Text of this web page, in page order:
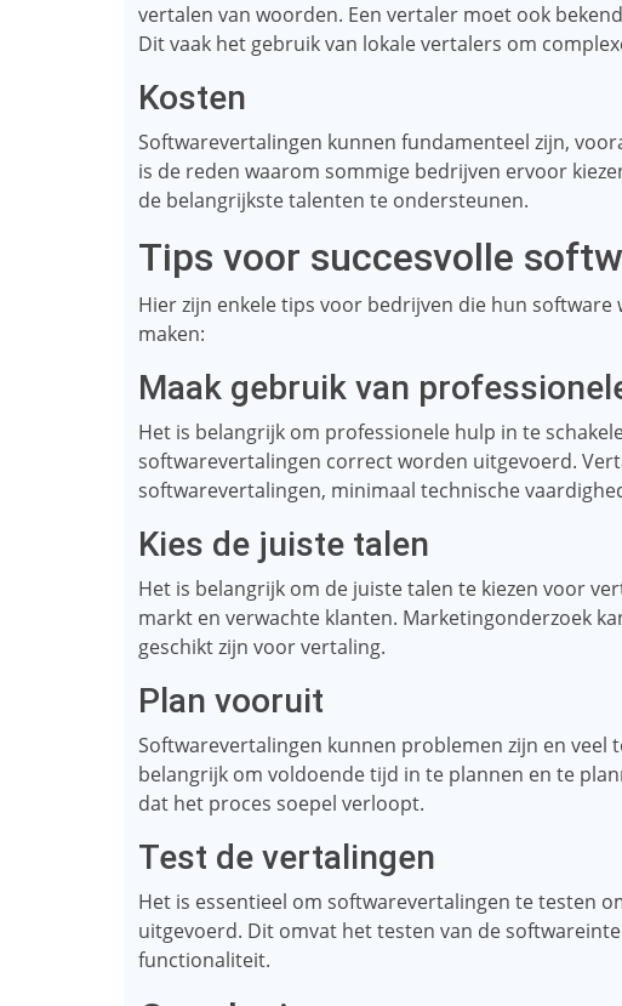
vertalen van woorden. Een vertaler moet ook
Dit vaak het gebruik van lokale vertalers om
Kosten
Softwarevertalingen kunnen fundamenteel zijn,
is de reden waarom sommige bedrijven ervoor
de belangrijkste talenten te ondersteunen.
Tips voor succesvolle
Hier zijn enkele tips voor bedrijven die hun
maken:
Maak gebruik van
Het is belangrijk om professionele hulp in te
softwarevertalingen correct worden uitgevoerd.
softwarevertalingen, minimaal technische
Kies de juiste talen
Het is belangrijk om de juiste talen te kiezen voor
markt en verwachte klanten. Marketingonderzoek
geschikt zijn voor vertaling.
Plan vooruit
Softwarevertalingen kunnen problemen zijn en veel
belangrijk om voldoende tijd in te plannen en te
dat het proces soepel verloopt.
Test de vertalingen
Het is essentieel om softwarevertalingen te testen
uitgevoerd. Dit omvat het testen van de
functionaliteit.